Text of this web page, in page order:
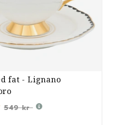
fat - Lignano
549 kr